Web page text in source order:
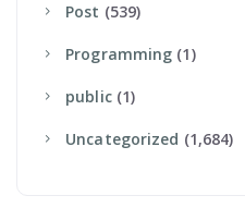
Post (539)
Programming (1)
Public(1)
Uncategorized (1,684)